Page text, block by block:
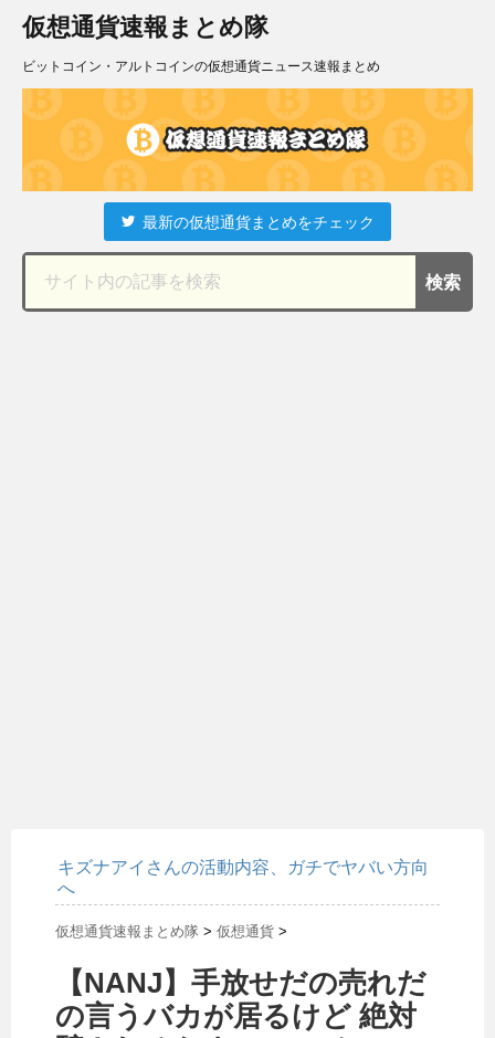
仮想通貨速報まとめ隊
ビットコイン・アルトコインの仮想通貨ニュース速報まとめ
最新の仮想通貨まとめをチェック
キズナアイさんの活動内容、ガチでヤバい方向
へ
仮想通貨速報まとめ隊 > 仮想通貨 >
【NANJ】手放せだの売れだ
の言うバカが居るけど 絶対